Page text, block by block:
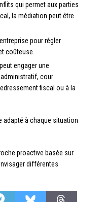
qui permet aux parties
la médiation peut être
pour régler
coûteuse.
engager une
cour
fiscal ou à la
adapté à chaque situation
proactive basée sur
différentes